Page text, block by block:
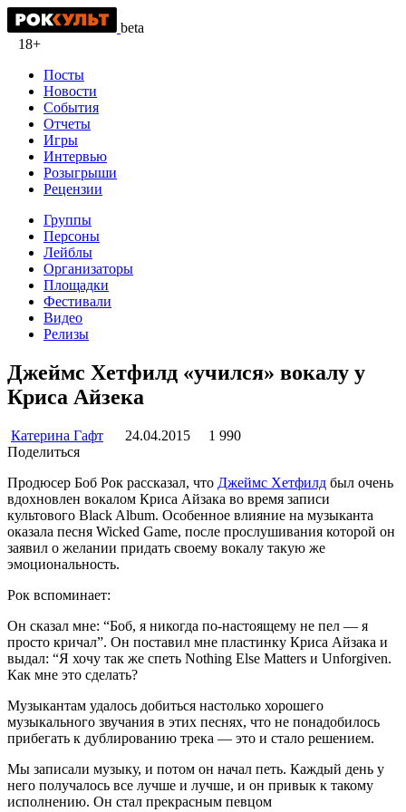
beta
18+
Посты
Новости
События
Отчеты
Игры
Интервью
Розыгрыши
Рецензии
Группы
Персоны
Лейблы
Организаторы
Площадки
Фестивали
Видео
Релизы
Джеймс Хетфилд «учился» вокалу у
Криса Айзека
Катерина Гафт 24.04.2015
1 990
Поделиться
Продюсер Боб Рок рассказал, что Джеймс Хетфилд был очень
вдохновлен вокалом Криса Айзака во время записи
культового Black Album. Особенное влияние на музыканта
оказала песня Wicked Game, после прослушивания которой он
заявил о желании придать своему вокалу такую же
эмоциональность.
Рок вспоминает:
Он сказал мне: “Боб, я никогда по-настоящему не пел — я
просто кричал”. Он поставил мне пластинку Криса Айзака и
выдал: “Я хочу так же спеть Nothing Else Matters и Unforgiven.
Как мне это сделать?
Музыкантам удалось добиться настолько хорошего
музыкального звучания в этих песнях, что не понадобилось
прибегать к дублированию трека — это и стало решением.
Мы записали музыку, и потом он начал петь. Каждый день у
него получалось все лучше и лучше, и он привык к такому
исполнению. Он стал прекрасным певцом